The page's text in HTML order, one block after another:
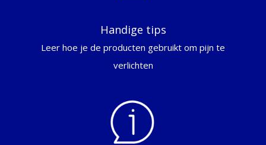
Handige tips
Leer hoe je de producten gebruikt om pijn te
verlichten